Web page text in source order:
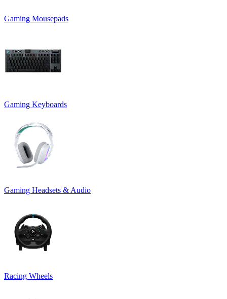
Gaming Mousepads
Gaming Keyboards
Gaming Headsets & Audio
Racing Wheels